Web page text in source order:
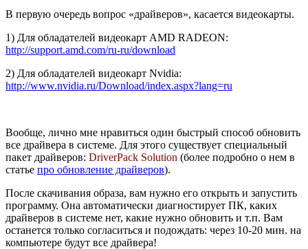
В первую очередь вопрос «драйверов», касается видеокарты.
1) Для обладателей видеокарт AMD RADEON:
http://support.amd.com/ru-ru/download
2) Для обладателей видеокарт Nvidia:
http://www.nvidia.ru/Download/index.aspx?lang=ru
Вообще, лично мне нравиться один быстрый способ обновить
все драйвера в системе. Для этого существует специальный
пакет драйверов: DriverPack Solution (более подробно о нем в
статье про обновление драйверов).
После скачивания образа, вам нужно его открыть и запустить
программу. Она автоматически диагностирует ПК, каких
драйверов в системе нет, какие нужно обновить и т.п. Вам
останется только согласиться и подождать: через 10-20 мин. на
компьютере будут все драйвера!